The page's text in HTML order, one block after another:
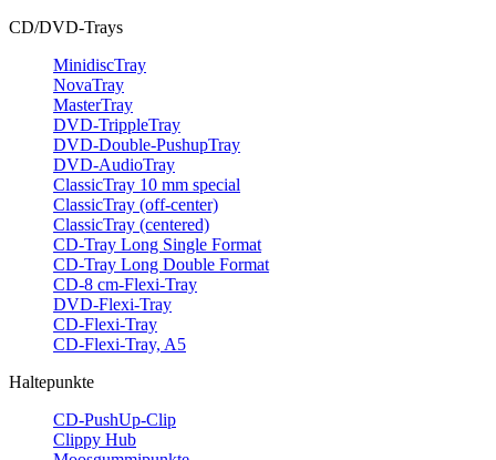
CD/DVD-Trays
MinidiscTray
NovaTray
MasterTray
DVD-TrippleTray
DVD-Double-PushupTray
DVD-AudioTray
ClassicTray 10 mm special
ClassicTray (off-center)
ClassicTray (centered)
CD-Tray Long Single Format
CD-Tray Long Double Format
CD-8 cm-Flexi-Tray
DVD-Flexi-Tray
CD-Flexi-Tray
CD-Flexi-Tray, A5
Haltepunkte
CD-PushUp-Clip
Clippy Hub